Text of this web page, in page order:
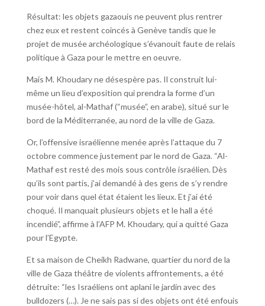
Résultat: les objets gazaouis ne peuvent plus rentrer
chez eux et restent coincés à Genève tandis que le
projet de musée archéologique s’évanouit faute de relais
politique à Gaza pour le mettre en oeuvre.
Mais M. Khoudary ne désespère pas. Il construit lui-
même un lieu d’exposition qui prendra la forme d’un
musée-hôtel, al-Mathaf (“musée”, en arabe), situé sur le
bord de la Méditerranée, au nord de la ville de Gaza.
Or, l’offensive israélienne menée après l’attaque du 7
octobre commence justement par le nord de Gaza. “Al-
Mathaf est resté des mois sous contrôle israélien. Dès
qu’ils sont partis, j’ai demandé à des gens de s’y rendre
pour voir dans quel état étaient les lieux. Et j’ai été
choqué. Il manquait plusieurs objets et le hall a été
incendié”, affirme à l’AFP M. Khoudary, qui a quitté Gaza
pour l’Egypte.
Et sa maison de Cheikh Radwane, quartier du nord de la
ville de Gaza théâtre de violents affrontements, a été
détruite: “les Israéliens ont aplani le jardin avec des
bulldozers (…). Je ne sais pas si des objets ont été enfouis